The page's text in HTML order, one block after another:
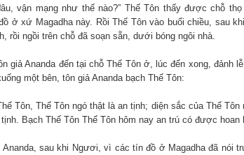
vận mạng như thế nào?” Thế Tôn thấy được chỗ
ở xứ Magadha này. Rồi Thế Tôn vào buổi chiều, sau
rồi ngồi trên chỗ đã soạn sẵn, dưới bóng ngôi nhà.
giả Ananda đến tại chỗ Thế Tôn ở, lúc đến xong, đảnh
một bên, tôn giả Ananda bạch Thế Tôn:
Tôn, Thế Tôn ngó thật là an tịnh; diện sắc của Thế
Bạch Thế Tôn Thế Tôn hôm nay an trú có được hoan
Ananda, sau khi Ngươi, vì các tín đồ ở Magadha đã nói